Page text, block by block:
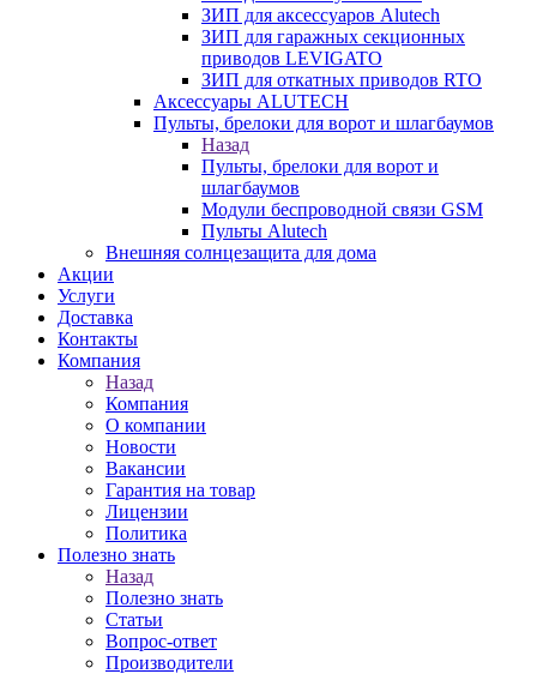
ЗИП для аксессуаров Alutech
ЗИП для гаражных секционных
приводов LEVIGATO
ЗИП для откатных приводов RTO
Аксессуары ALUTECH
Пульты, брелоки для ворот и шлагбаумов
Назад
Пульты, брелоки для ворот и
шлагбаумов
Модули беспроводной связи GSM
Пульты Alutech
Внешняя солнцезащита для дома
Акции
Услуги
Доставка
Контакты
Компания
Назад
Компания
О компании
Новости
Вакансии
Гарантия на товар
Лицензии
Политика
Полезно знать
Назад
Полезно знать
Статьи
Вопрос-ответ
Производители